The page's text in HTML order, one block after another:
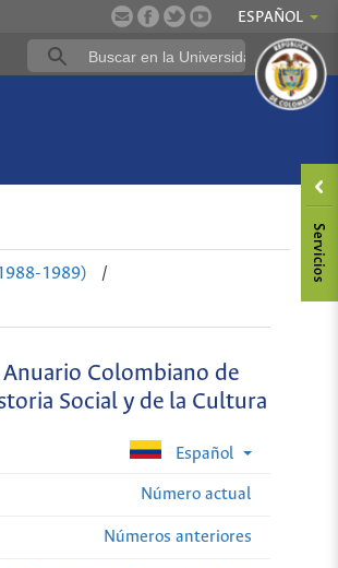
ESPAÑOL
1989)
/
Anuario Colombiano de
Social y de la Cultura
Español
Número actual
Números anteriores